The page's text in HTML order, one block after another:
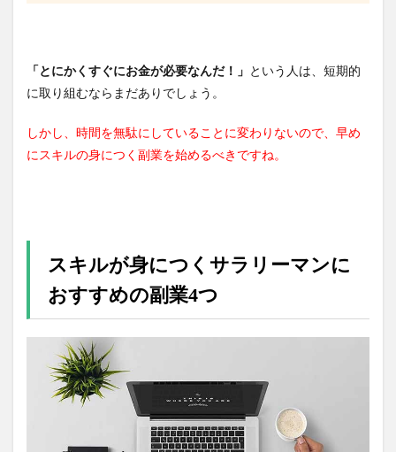
「とにかくすぐにお金が必要なんだ！」 という人は、短期的
に取り組むならまだありでしょう。
しかし、時間を無駄にしていることに変わりないので、早め
にスキルの身につく副業を始めるべきですね。
スキルが身につくサラリーマンに
おすすめの副業4つ